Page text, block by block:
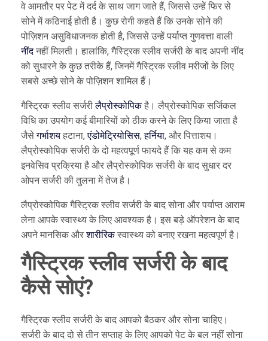
वे आमतौर पर पेट में दर्द के साथ जाग जाते हैं, जिससे उन्हें फिर से
सोने में कठिनाई होती है। कुछ रोगी कहते हैं कि उनके सोने की
पोज़िशन असुविधाजनक होती है, जिससे उन्हें पर्याप्त गुणवत्ता वाली
नींदनहीं मिलती। हालांकि, गैस्ट्रिक स्लीव सर्जरी के बाद अपनी नींद
को सुधारने के कुछ तरीके हैं, जिनमें गैस्ट्रिक स्लीव मरीजों के लिए
सबसे अच्छे सोने के पोज़िशन शामिल हैं।
गैस्ट्रिक स्लीव सर्जरीलैप्रोस्कोपिकहै। लैप्रोस्कोपिक सर्जिकल
विधि का उपयोग कई बीमारियों को ठीक करने के लिए किया जाता है
जैसेगर्भाशयहटाना,एंडोमेट्रियोसिस,हर्निया, और पित्ताशय।
लैप्रोस्कोपिक सर्जरी के दो महत्वपूर्ण फायदे हैं कि यह कम से कम
इनवेसिव प्रक्रिया है और लैप्रोस्कोपिक सर्जरी के बाद सुधार दर
ओपन सर्जरी की तुलना में तेज है।
लैप्रोस्कोपिक गैस्ट्रिक स्लीव सर्जरी के बाद सोना और पर्याप्त आराम
लेना आपके स्वास्थ्य के लिए आवश्यक है। इस बड़े ऑपरेशन के बाद
अपने मानसिक औरशारीरिकस्वास्थ्य को बनाए रखना महत्वपूर्ण है।
गैस्ट्रिक स्लीव सर्जरी के बाद
कैसे सोएं?
गैस्ट्रिक स्लीव सर्जरी के बाद आपको बैठकर और सोना चाहिए।
सर्जरी के बाद दो से तीन सप्ताह के लिए आपको पेट के बल नहीं सोना